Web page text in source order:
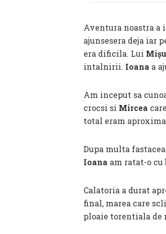
Aventura noastra a
ajunsesera deja iar
era dificila. Lui Mișu
intalnirii. Ioana a
Am inceput sa
crocsi si Mircea
total eram
Dupa multa
Ioana am ratat-o cu
Calatoria a durat
final, marea care
ploaie torentiala de